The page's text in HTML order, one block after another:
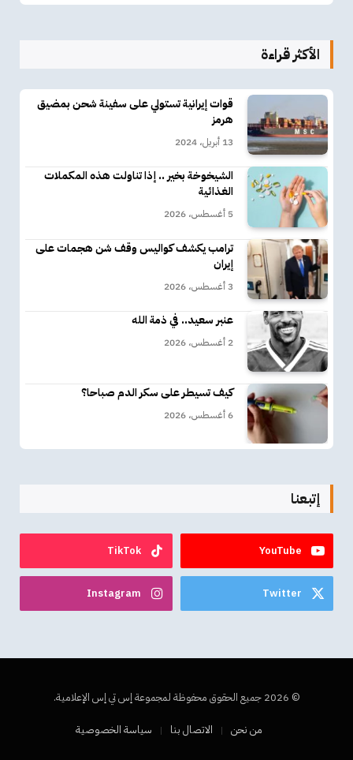
الأكثر قراءة
قوات إيرانية تستولي على سفينة شحن بمضيق
هرمز
13 أبريل، 2024
الشيخوخة بخير .. إذا تناولت هذه المكملات
الغذائية
5 أغسطس، 2026
ترامب يكشف كواليس وقف شن هجمات على
إيران
3 أغسطس، 2026
عنبر سعيد.. في ذمة الله
2 أغسطس، 2026
كيف تسيطر على سكر الدم صباحا؟
6 أغسطس، 2026
إتبعنا
YouTube
TikTok
Twitter
Instagram
© 2026 جميع الحقوق محفوظة لمجموعة إس تي إس الإعلامية.
من نحن الاتصال بنا سياسة الخصوصية